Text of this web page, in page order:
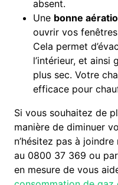
absent.
Une bonne
ouvrir vos
Cela permet
l’intérieur, et ainsi
plus sec. Votre
efficace pour
Si vous souhaitez de
manière de diminuer
n’hésitez pas à
au 0800 37 369 ou
en mesure de vous